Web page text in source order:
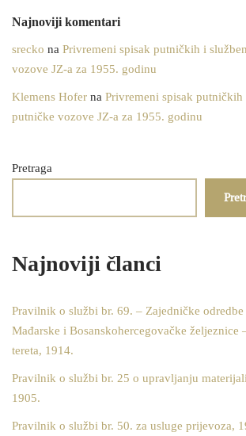
Najnoviji komentari
srecko na Privremeni spisak putničkih i
vozove JZ-a za 1955. godinu
Klemens Hofer na Privremeni spisak
putničke vozove JZ-a za 1955. godinu
Pretraga
Najnoviji članci
Pravilnik o službi br. 69. – Zajedničke odredbe
Mađarske i Bosanskohercegovačke željeznice
tereta, 1914.
Pravilnik o službi br. 25 o upravljanju
1905.
Pravilnik o službi br. 50. za usluge prijevoza,